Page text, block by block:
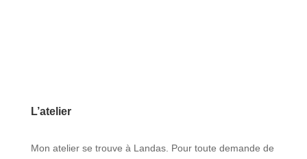
L’atelier
Mon atelier se trouve à Landas. Pour toute demande de